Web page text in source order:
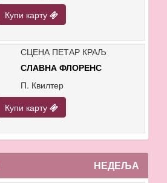
Купи карту
СЦЕНА ПЕТАР КРАЉ
СЛАВНА ФЛОРЕНС
П. Квилтер
Купи карту
НЕДЕЉА